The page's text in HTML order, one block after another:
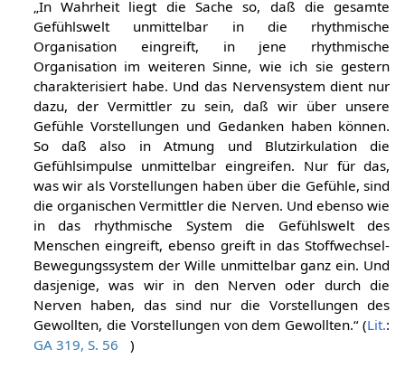
„In Wahrheit liegt die Sache so, daß die gesamte
Gefühlswelt unmittelbar in die rhythmische
Organisation eingreift, in jene rhythmische
Organisation im weiteren Sinne, wie ich sie gestern
charakterisiert habe. Und das Nervensystem dient nur
dazu, der Vermittler zu sein, daß wir über unsere
Gefühle Vorstellungen und Gedanken haben können.
So daß also in Atmung und Blutzirkulation die
Gefühlsimpulse unmittelbar eingreifen. Nur für das,
was wir als Vorstellungen haben über die Gefühle, sind
die organischen Vermittler die Nerven. Und ebenso wie
in das rhythmische System die Gefühlswelt des
Menschen eingreift, ebenso greift in das Stoffwechsel-
Bewegungssystem der Wille unmittelbar ganz ein. Und
dasjenige, was wir in den Nerven oder durch die
Nerven haben, das sind nur die Vorstellungen des
Gewollten, die Vorstellungen von dem Gewollten.“ (Lit.:
GA 319, S. 56
)